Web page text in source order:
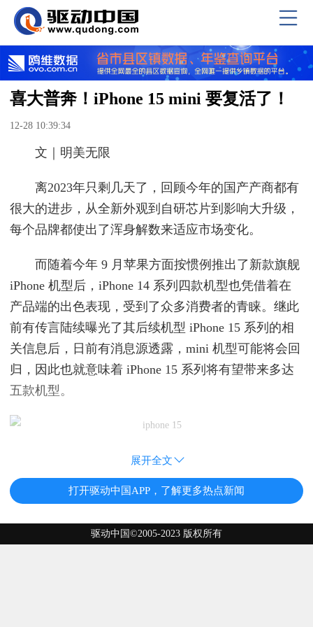
喜大普奔！iPhone 15 mini 要复活了！
12-28 10:39:34
文｜明美无限
离2023年只剩几天了，回顾今年的国产产商都有
很大的进步，从全新外观到自研芯片到影响大升级，
每个品牌都使出了浑身解数来适应市场变化。
而随着今年 9 月苹果方面按惯例推出了新款旗舰
iPhone 机型后，iPhone 14 系列四款机型也凭借着在
产品端的出色表现，受到了众多消费者的青睐。继此
前有传言陆续曝光了其后续机型 iPhone 15 系列的相
关信息后，日前有消息源透露，mini 机型可能将会回
归，因此也就意味着 iPhone 15 系列将有望带来多达
五款机型。
展开全文
打开驱动中国APP，了解更多热点新闻
驱动中国©2005-2023 版权所有